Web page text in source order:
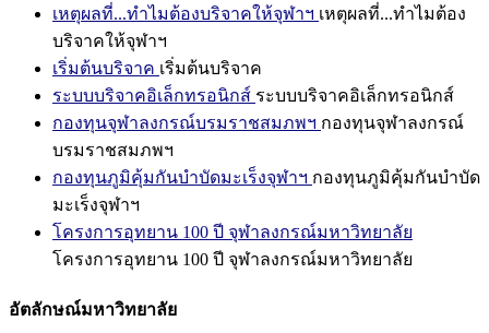
เหตุผลที่...ทำไมต้องบริจาคให้จุฬาฯ เหตุผลที่...ทำไมต้อง
บริจาคให้จุฬาฯ
เริ่มต้นบริจาค เริ่มต้นบริจาค
ระบบบริจาคอิเล็กทรอนิกส์ ระบบบริจาคอิเล็กทรอนิกส์
กองทุนจุฬาลงกรณ์บรมราชสมภพฯ กองทุนจุฬาลงกรณ์
บรมราชสมภพฯ
กองทุนภูมิคุ้มกันบำบัดมะเร็งจุฬาฯ กองทุนภูมิคุ้มกันบำบัด
มะเร็งจุฬาฯ
โครงการอุทยาน 100 ปี จุฬาลงกรณ์มหาวิทยาลัย
โครงการอุทยาน 100 ปี จุฬาลงกรณ์มหาวิทยาลัย
อัตลักษณ์มหาวิทยาลัย